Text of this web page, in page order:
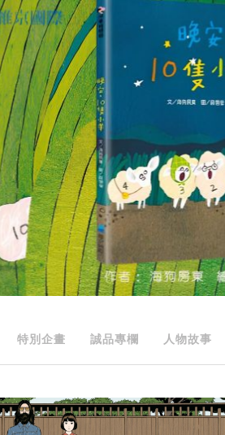
特別企畫 誠品專欄 人物故事